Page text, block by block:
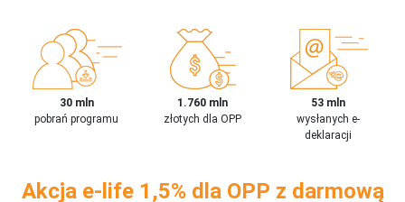
30 mln
pobrań programu
1.760 mln
złotych dla OPP
53 mln
wysłanych e-
deklaracji
Akcja e-life 1,5% dla OPP z darmową